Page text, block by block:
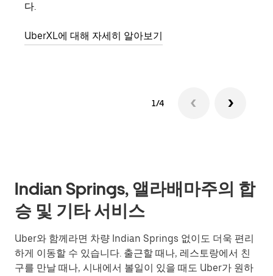
다.
UberXL에 대해 자세히 알아보기
1/4
Indian Springs, 앨라배마주의 합
승 및 기타 서비스
Uber와 함께라면 차량 Indian Springs 없이도 더욱 편리
하게 이동할 수 있습니다. 출근할 때나, 레스토랑에서 친
구를 만날 때나, 시내에서 볼일이 있을 때도 Uber가 원하